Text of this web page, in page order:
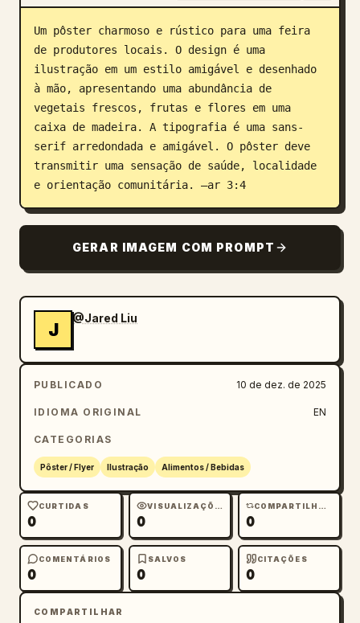
Um pôster charmoso e rústico para uma feira
de produtores locais. O design é uma
ilustração em um estilo amigável e desenhado
à mão, apresentando uma abundância de
vegetais frescos, frutas e flores em uma
caixa de madeira. A tipografia é uma sans-
serif arredondada e amigável. O pôster deve
transmitir uma sensação de saúde, localidade
e orientação comunitária. –ar 3:4
GERAR IMAGEM COM PROMPT
J
@Jared Liu
PUBLICADO 10 de dez. de 2025
IDIOMA ORIGINAL EN
CATEGORIAS
Pôster / Flyer Ilustração Alimentos / Bebidas
CURTIDAS
0
VISUALIZAÇÕES
0
COMPARTILHAMENTOS
0
COMENTÁRIOS
0
SALVOS
0
CITAÇÕES
0
COMPARTILHAR